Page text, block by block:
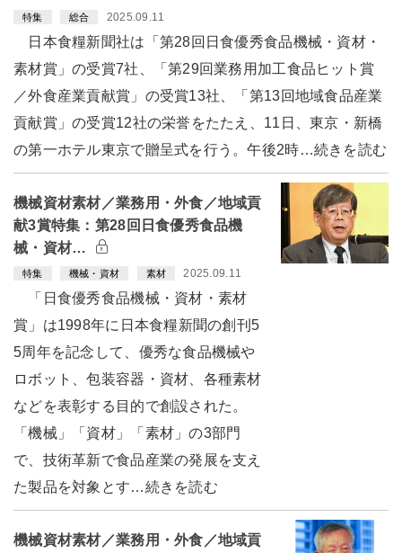
特集 総合 2025.09.11
日本食糧新聞社は「第28回日食優秀食品機械・資材・
素材賞」の受賞7社、「第29回業務用加工食品ヒット賞
／外食産業貢献賞」の受賞13社、「第13回地域食品産業
貢献賞」の受賞12社の栄誉をたたえ、11日、東京・新橋
の第一ホテル東京で贈呈式を行う。午後2時…続きを読む
機械資材素材／業務用・外食／地域貢
献3賞特集：第28回日食優秀食品機
械・資材…
特集 機械・資材 素材 2025.09.11
「日食優秀食品機械・資材・素材
賞」は1998年に日本食糧新聞の創刊5
5周年を記念して、優秀な食品機械や
ロボット、包装容器・資材、各種素材
などを表彰する目的で創設された。
「機械」「資材」「素材」の3部門
で、技術革新で食品産業の発展を支え
た製品を対象とす…続きを読む
機械資材素材／業務用・外食／地域貢